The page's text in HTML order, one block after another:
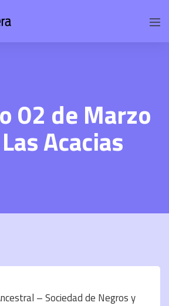
02 de Marzo
Acacias
– Sociedad de Negros y